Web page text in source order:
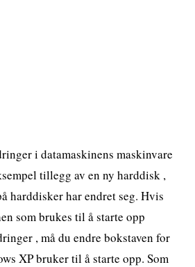
i datamaskinens maskinvare
tillegg av en ny harddisk ,
harddisker har endret seg. Hvis
som brukes til å starte opp
, må du endre bokstaven for
XP bruker til å starte opp. Som